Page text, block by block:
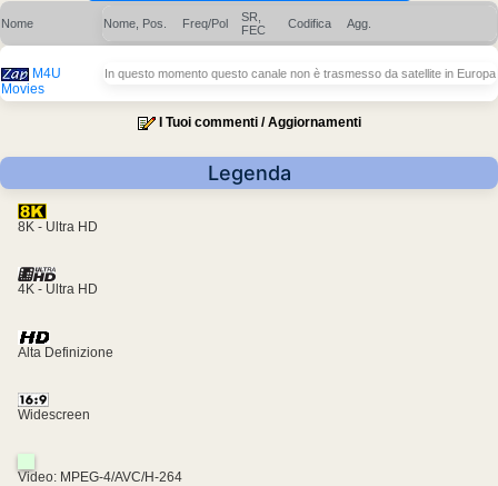
Nome Nome, Pos. Freq/Pol
SR,
FEC
Codifica Agg.
M4U
Movies
In questo momento questo canale non è trasmesso da satellite in Europa
I Tuoi commenti / Aggiornamenti
Legenda
8K - Ultra HD
4K - Ultra HD
Alta Definizione
Widescreen
Video: MPEG-4/AVC/H-264